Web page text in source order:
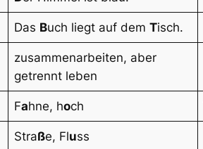
Das Buch liegt auf demTisch.
zusammenarbeiten, aber
getrennt leben
Fahne, hoch
Straße, Fluss